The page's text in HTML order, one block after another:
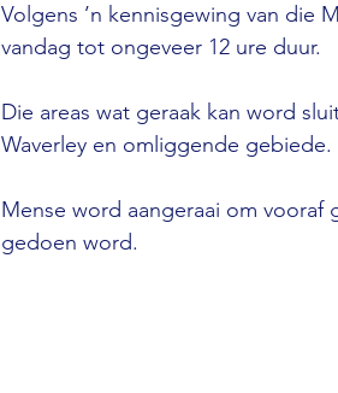
Volgens ’n kennisgewing van die
vandag tot ongeveer 12 ure duur.
Die areas wat geraak kan word
Waverley en omliggende gebiede.
Mense word aangeraai om
gedoen word.